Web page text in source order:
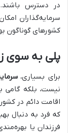
در دسترس
سرمایه‌گذاران
کشورهای گوناگون
پلی به سوی
برای بسیاری،
نیست، بلکه گامی
اقامت دائم در
که فرد به دنبال
فرزندان یا